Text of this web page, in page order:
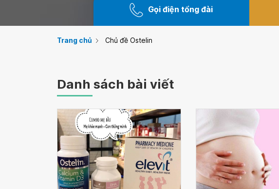
Gọi điện tổng đài
Trang chủ Chủ đề Ostelin
Danh sách bài viết